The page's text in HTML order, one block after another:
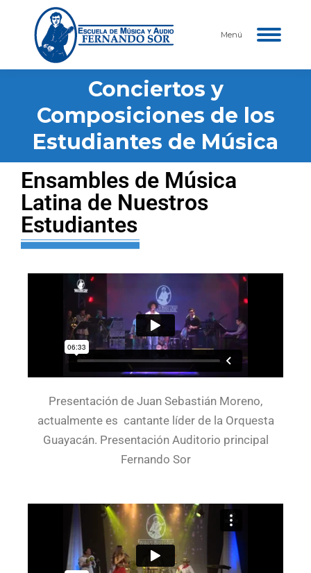
Menú
Conciertos y
Composiciones de los
Estudiantes de Música
Estás aquí:
Ensambles de Música
Latina de Nuestros
Estudiantes
Presentación de Juan Sebastián Moreno,
actualmente es cantante líder de la Orquesta
Guayacán. Presentación Auditorio principal
Fernando Sor